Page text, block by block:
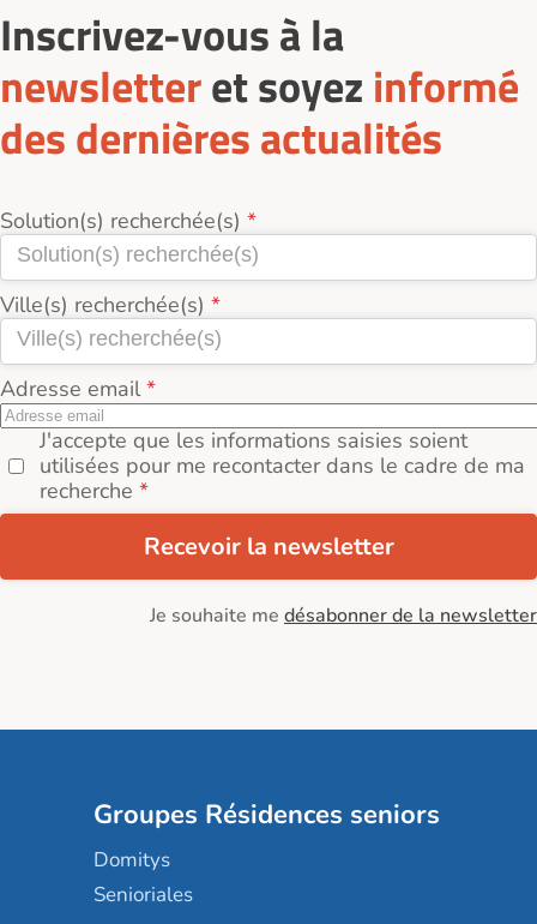
Inscrivez-vous à la
newsletteret soyez informé
des dernières actualités
Solution(s) recherchée(s)
Ville(s) recherchée(s)
Adresse email
J'accepte que les informations saisies soient
utilisées pour me recontacter dans le cadre de ma
recherche
Recevoir la newsletter
Je souhaite me désabonner de la newsletter
Groupes Résidences seniors
Domitys
Senioriales